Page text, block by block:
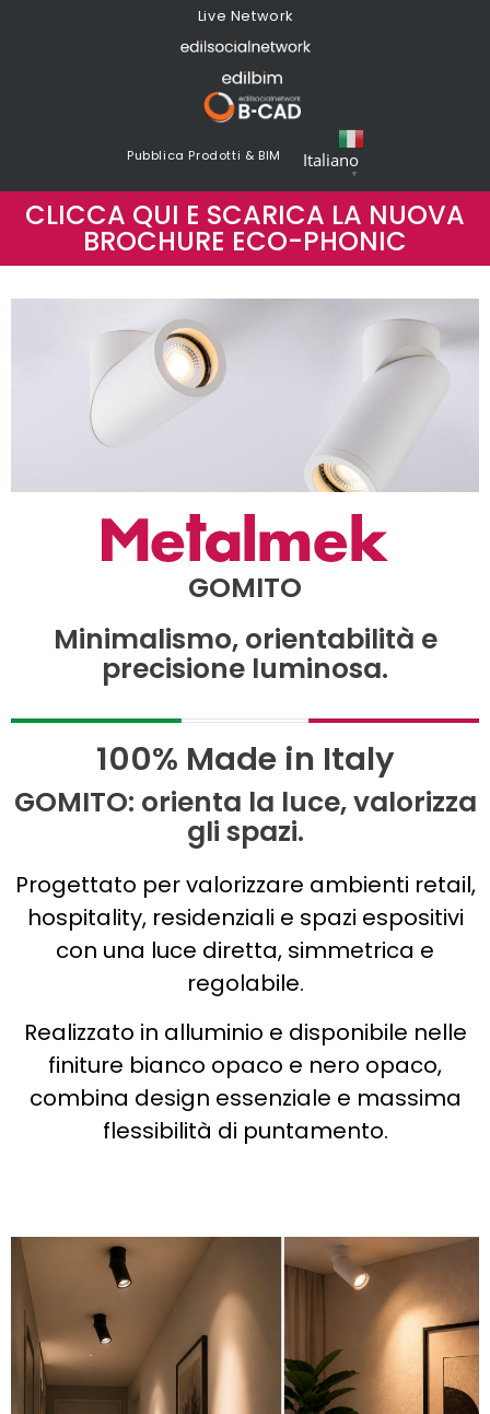
Live Network
Pubblica Prodotti & BIM Italiano
▼
CLICCA QUI E SCARICA LA NUOVA
BROCHURE ECO-PHONIC
GOMITO
Minimalismo, orientabilità e
precisione luminosa.
100% Made in Italy
GOMITO: orienta la luce, valorizza
gli spazi.
Progettato per valorizzare ambienti retail,
hospitality, residenziali e spazi espositivi
con una luce diretta, simmetrica e
regolabile.
Realizzato in alluminio e disponibile nelle
finiture bianco opaco e nero opaco,
combina design essenziale e massima
flessibilità di puntamento.